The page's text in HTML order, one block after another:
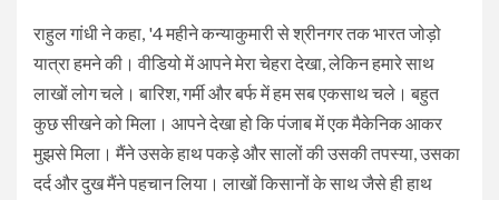
राहुल गांधी ने कहा, '4 महीने कन्याकुमारी से श्रीनगर तक भारत जोड़ो
यात्रा हमने की। वीडियो में आपने मेरा चेहरा देखा, लेकिन हमारे साथ
लाखों लोग चले। बारिश, गर्मी और बर्फ में हम सब एकसाथ चले। बहुत
कुछ सीखने को मिला। आपने देखा हो कि पंजाब में एक मैकेनिक आकर
मुझसे मिला। मैंने उसके हाथ पकड़े और सालों की उसकी तपस्या, उसका
दर्द और दुख मैंने पहचान लिया। लाखों किसानों के साथ जैसे ही हाथ